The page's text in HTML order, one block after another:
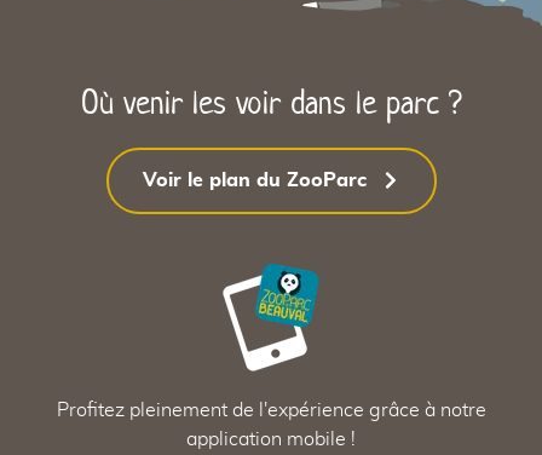
Où venir les voir dans le parc ?
Voir le plan du ZooParc
Profitez pleinement de l'expérience grâce à notre
application mobile !